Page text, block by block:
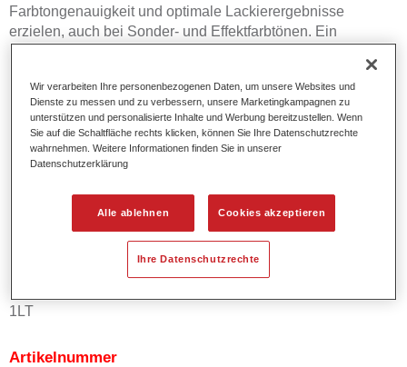
Farbtongenauigkeit und optimale Lackierergebnisse
erzielen, auch bei Sonder- und Effektfarbtönen. Ein
Produktmerkmale
Ausgezeichnete Farbtongenauigkeit und gleichmäßige
Effektausrichtung.
Kurze Prozesszeiten.
Einfaches und sicheres Einlackieren.
Variable Anwendungsmöglichkeiten (Innenraum-,
Mehrschicht- und Mehrfarbenlackierungen).
1LT
Artikelnummer
Wir verarbeiten Ihre personenbezogenen Daten, um unsere Websites und
Dienste zu messen und zu verbessern, unsere Marketingkampagnen zu
unterstützen und personalisierte Inhalte und Werbung bereitzustellen. Wenn
Sie auf die Schaltfläche rechts klicken, können Sie Ihre Datenschutzrechte
wahrnehmen. Weitere Informationen finden Sie in unserer
Datenschutzerklärung
Alle ablehnen Cookies akzeptieren
Ihre Datenschutzrechte